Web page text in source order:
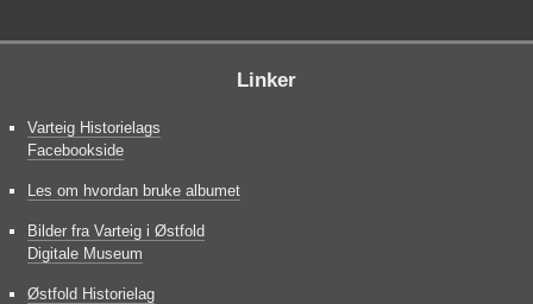
Linker
Varteig Historielags
Facebookside
Les om hvordan bruke albumet
Bilder fra Varteig i Østfold
Digitale Museum
Østfold Historielag